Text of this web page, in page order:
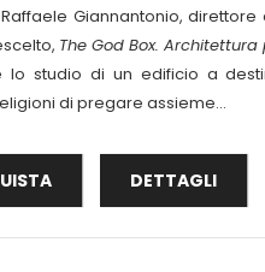
Giannantonio,
The God Box.
lo studio di un edificio a
di pregare assieme...
DETTAGLI